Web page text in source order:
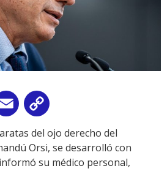
Email
Link
del ojo derecho del
Orsi, se desarrolló con
su médico personal,